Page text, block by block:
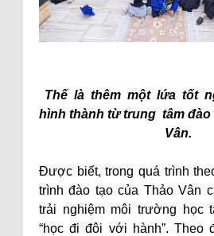
Thế là thêm một lứa tốt
hình thành từ trung tâm
Vân.
Được biết, trong quá trình
trình đào tạo của Thảo Vân
trải nghiệm môi trường học
“học đi đôi với hành”. Theo